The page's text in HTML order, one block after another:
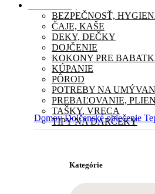
BEZPEČNOSŤ,
ČAJE, KAŠE
DEKY, DEČKY
DOJČENIE
KOKONY PRE
KÚPANIE
PÔROD
POTREBY NA
PREBAĽOVANIE,
TAŠKY, VRECA
TIPY NA DARČEKY
DomovDojčenské oblečenie
Kategórie